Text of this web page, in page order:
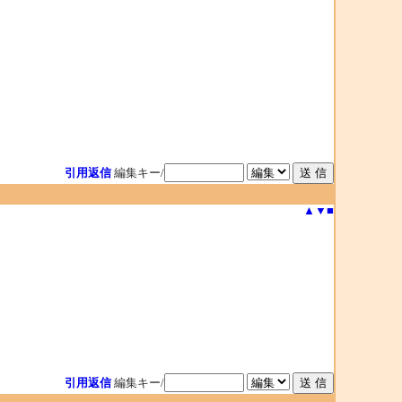
引用返信 編集キー/
▲ ▼ ■
引用返信 編集キー/